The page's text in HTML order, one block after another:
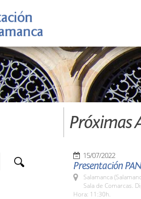
Próximas
15/07/2022
Presentación
Salamanca
Sala de Comarcas.
Hora: 11:30h.